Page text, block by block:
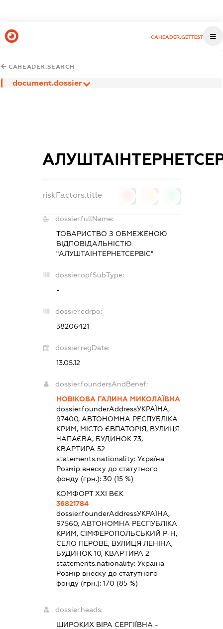
CAHEADER.GETTEST
CAHEADER.SEARCH
document.dossier
riskFactors.title
dossier.fullName:
ТОВАРИСТВО З ОБМЕЖЕНОЮ
ВІДПОВІДАЛЬНІСТЮ
"АЛУШТАІНТЕРНЕТСЕРВІС"
dossier.opfSubType:
-
dossier.edrpo:
38206421
dossier.regDate:
13.05.12
dossier.foundersAndBenef:
НОВІКОВА ГАЛИНА МИКОЛАЇВНА
dossier.founderAddressУКРАЇНА,
97400, АВТОНОМНА РЕСПУБЛІКА
КРИМ, МІСТО ЄВПАТОРІЯ, ВУЛИЦЯ
ЧАПАЄВА, БУДИНОК 73,
КВАРТИРА 52
statements.nationality:Україна
Розмір внеску до статутного
фонду (грн.):30 (15 %)
КОМФОРТ ХХІ ВЄК
36821784
dossier.founderAddressУКРАЇНА,
97560, АВТОНОМНА РЕСПУБЛІКА
КРИМ, СІМФЕРОПОЛЬСЬКИЙ Р-Н,
СЕЛО ПЕРОВЕ, ВУЛИЦЯ ЛЕНІНА,
БУДИНОК 10, КВАРТИРА 2
statements.nationality:Україна
Розмір внеску до статутного
фонду (грн.):170 (85 %)
dossier.heads:
ШИРОКИХ ВІРА СЕРГІЇВНА -